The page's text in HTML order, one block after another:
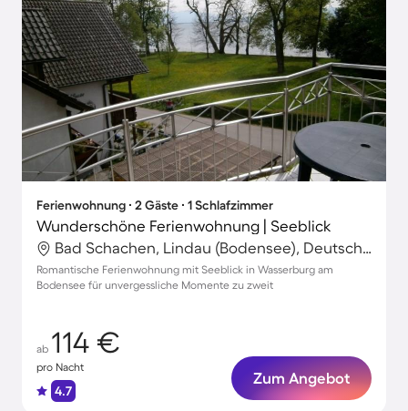
Ferienwohnung ∙ 2 Gäste ∙ 1 Schlafzimmer
Wunderschöne Ferienwohnung | Seeblick
Bad Schachen, Lindau (Bodensee), Deutschland
Romantische Ferienwohnung mit Seeblick in Wasserburg am
Bodensee für unvergessliche Momente zu zweit
ab 114 €
pro Nacht
4.7
Zum Angebot